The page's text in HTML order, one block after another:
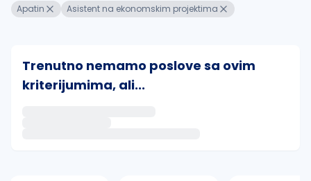
Apatin Asistent na ekonomskim projektima
Trenutno nemamo poslove sa ovim
kriterijumima, ali...